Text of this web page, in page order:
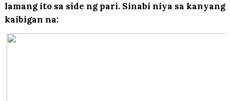
lamang ito sa side ng pari. Sinabi niya sa kanyang
kaibigan na: